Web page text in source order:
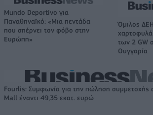
Mundo Deportivo για
Παναθηναϊκό: «Μια πεντάδα
που σπέρνει τον φόβο στην
Ευρώπη»
Όμιλος
των 2 GW
Ουγγαρία
Fourlis: Συμφωνία για την πώληση συμμετοχής
Mall έναντι 49,35 εκατ. ευρώ